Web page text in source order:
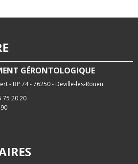
GÉRONTOLOGIQUE
- BP 74 - 76250 - Deville-les-Rouen
75 20 20